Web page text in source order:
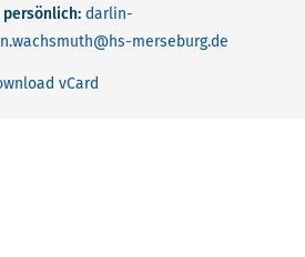
persönlich: darlin-
@hs-merseburg.de
vCard